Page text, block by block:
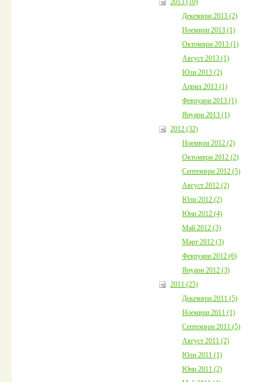
Декември 2013 (2)
Ноември 2013 (1)
Октомври 2013 (1)
Август 2013 (1)
Юли 2013 (2)
Април 2013 (1)
Февруари 2013 (1)
Януари 2013 (1)
2012 (32)
Ноември 2012 (2)
Октомври 2012 (2)
Септември 2012 (5)
Август 2012 (2)
Юли 2012 (2)
Юни 2012 (4)
Май 2012 (3)
Март 2012 (3)
Февруари 2012 (6)
Януари 2012 (3)
2011 (25)
Декември 2011 (5)
Ноември 2011 (1)
Септември 2011 (5)
Август 2011 (2)
Юли 2011 (1)
Юни 2011 (2)